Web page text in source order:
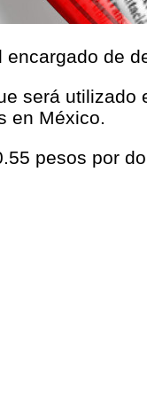
de
será
en México.
pesos por